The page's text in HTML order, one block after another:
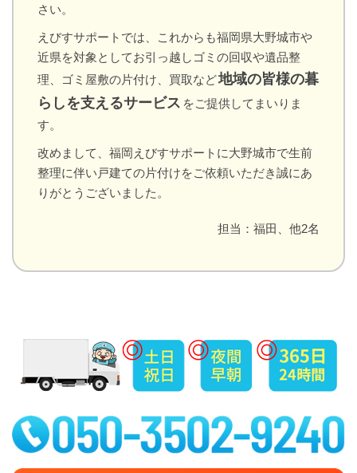
さい。
えびすサポートでは、これからも福岡県大野城市や
近県を対象としてお引っ越しゴミの回収や遺品整
理、ゴミ屋敷の片付け、買取など地域の皆様の暮
らしを支えるサービス をご提供してまいりま
す。
改めまして、福岡えびすサポートに大野城市で生前
整理に伴い戸建ての片付けをご依頼いただき誠にあ
りがとうございました。
担当：福田、他2名